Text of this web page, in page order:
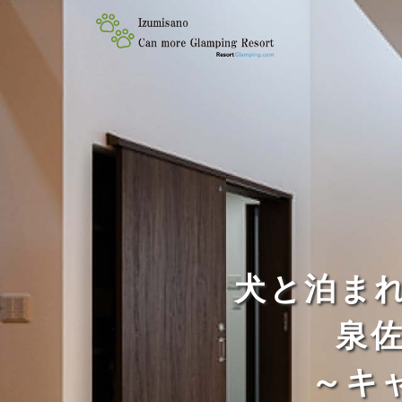
犬と泊ま
泉
～キ